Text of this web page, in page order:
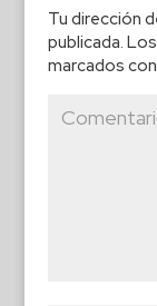
Tu dirección
publicada.
marcados con